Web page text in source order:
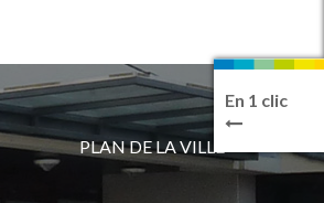
En 1 clic
PLAN DE LA VILLE